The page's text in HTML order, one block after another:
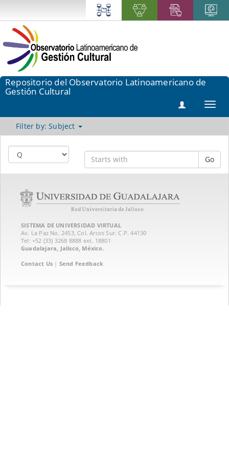
Repositorio del Observatorio Latinoamericano de
Gestión Cultural
Filter by: Subject
Go
SISTEMA DE UNIVERSIDAD VIRTUAL
Av. La Paz No. 2453, Col. Arcos Sur. C.P. 44130
Tel: +52 (33) 3268 8888‏ ext. 18801
Guadalajara, Jalisco, México.
Contact Us | Send Feedback